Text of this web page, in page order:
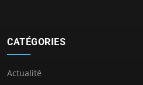
CATÉGORIES
Actualité